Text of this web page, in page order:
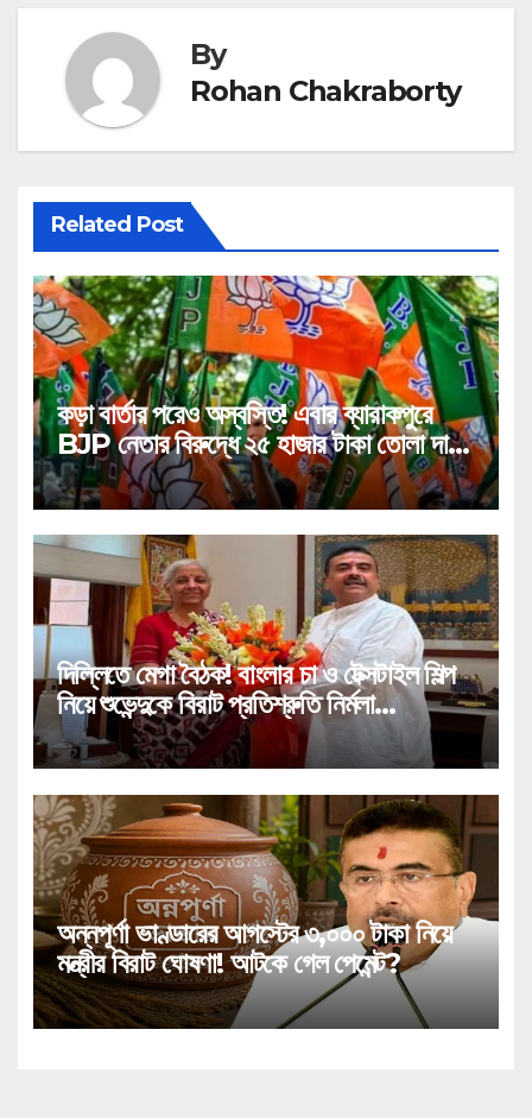
By
Rohan Chakraborty
Related Post
কড়া বার্তার পরেও অস্বস্তি! এবার ব্যারাকপুরে
BJP নেতার বিরুদ্ধে ২৫ হাজার টাকা তোলা দাবির
গুরুতর অভিযোগ, ভাইরাল অডিও!
দিল্লিতে মেগা বৈঠক! বাংলার চা ও টেক্সটাইল শিল্প
নিয়ে শুভেন্দুকে বিরাট প্রতিশ্রুতি নির্মলা
সীতারামণের!
অন্নপূর্ণা ভাণ্ডারের আগস্টের ৩,০০০ টাকা নিয়ে
মন্ত্রীর বিরাট ঘোষণা! আটকে গেল পেমেন্ট?